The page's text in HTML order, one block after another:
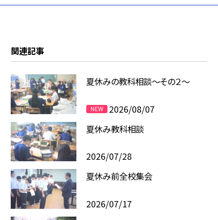
関連記事
夏休みの教科相談～その２～
2026/08/07
夏休み教科相談
2026/07/28
夏休み前全校集会
2026/07/17